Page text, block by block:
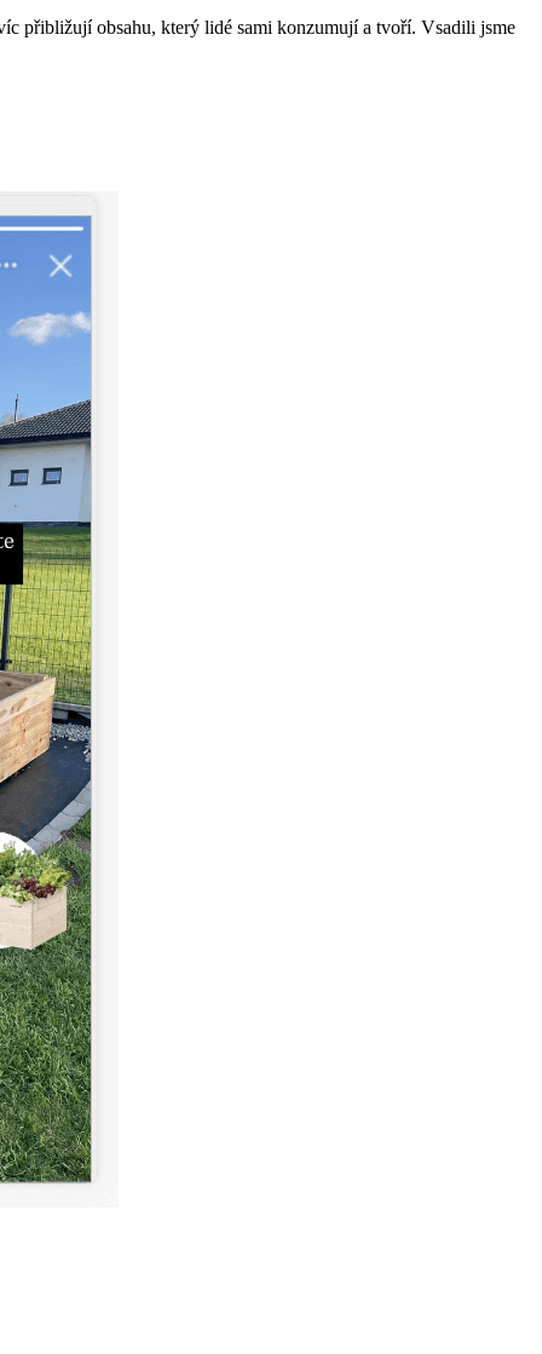
přibližují obsahu, který lidé sami konzumují a tvoří. Vsadili jsme